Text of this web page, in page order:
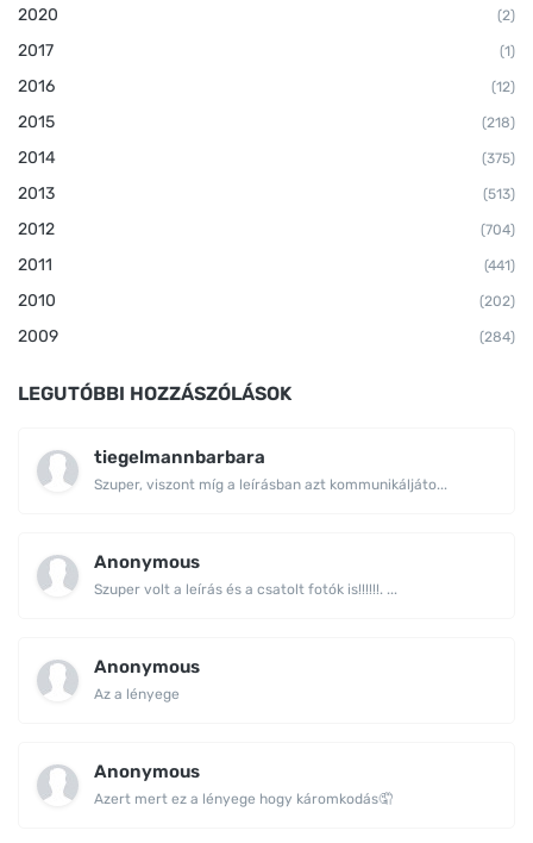
2020 (2)
2017 (1)
2016 (12)
2015 (218)
2014 (375)
2013 (513)
2012 (704)
2011 (441)
2010 (202)
2009 (284)
LEGUTÓBBI HOZZÁSZÓLÁSOK
tiegelmannbarbara
Szuper, viszont míg a leírásban azt kommunikáljáto...
Anonymous
Szuper volt a leírás és a csatolt fotók is!!!!!!. ...
Anonymous
Az a lényege
Anonymous
Azert mert ez a lényege hogy káromkodás🤦